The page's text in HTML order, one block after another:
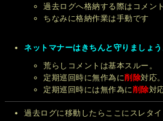
過去ログへ格納する際はコメン
ちなみに格納作業は手動です
ネットマナーはきちんと守りましょう
荒らしコメントは基本スルー。
定期巡回時に無作為に削除対応。
定期巡回時には無作為に 削除対
過去ログに移動したらここにスレタイ